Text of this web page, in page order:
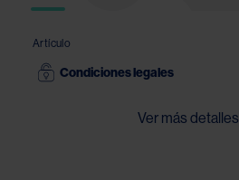
Artículo
Condiciones legales
Ver más detalles